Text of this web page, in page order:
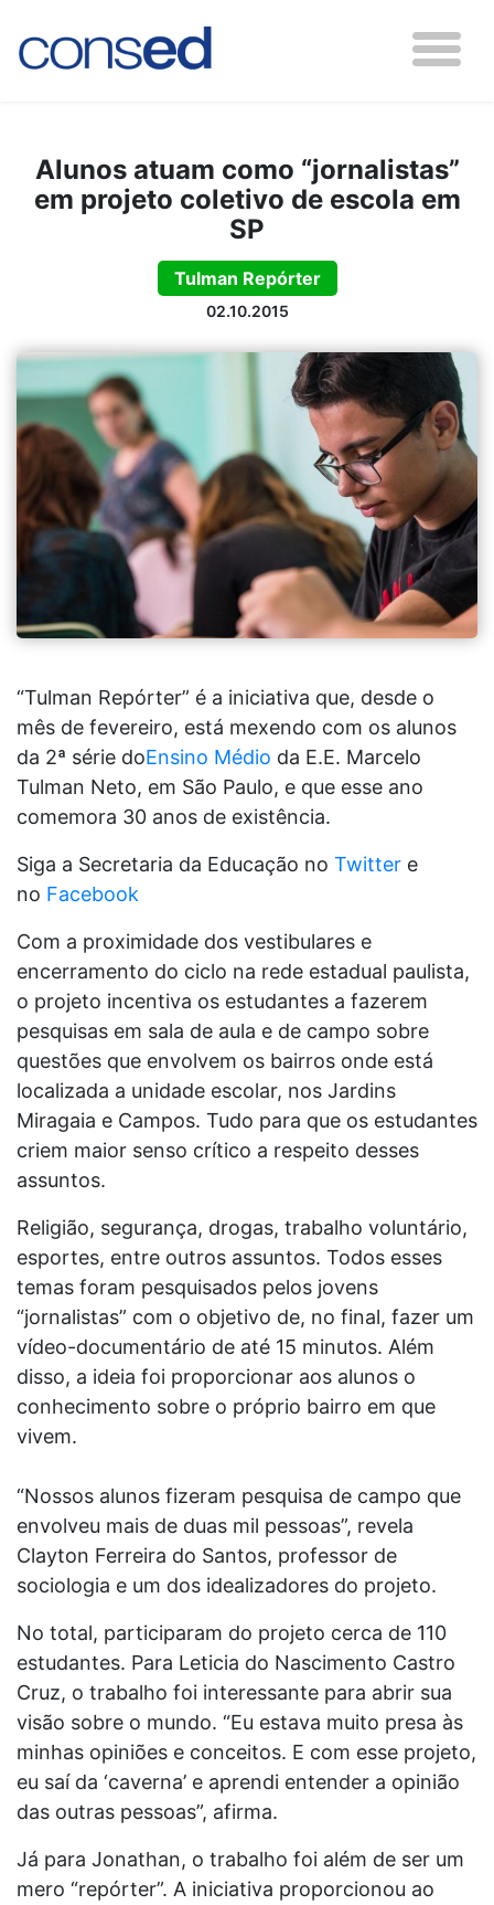
Alunos atuam como “jornalistas”
em projeto coletivo de escola em
SP
Tulman Repórter
02.10.2015
“Tulman Repórter” é a iniciativa que, desde o
mês de fevereiro, está mexendo com os alunos
da 2ª série doEnsino Médio da E.E. Marcelo
Tulman Neto, em São Paulo, e que esse ano
comemora 30 anos de existência.
Siga a Secretaria da Educação no Twitter e
no Facebook
Com a proximidade dos vestibulares e
encerramento do ciclo na rede estadual paulista,
o projeto incentiva os estudantes a fazerem
pesquisas em sala de aula e de campo sobre
questões que envolvem os bairros onde está
localizada a unidade escolar, nos Jardins
Miragaia e Campos. Tudo para que os estudantes
criem maior senso crítico a respeito desses
assuntos.
Religião, segurança, drogas, trabalho voluntário,
esportes, entre outros assuntos. Todos esses
temas foram pesquisados pelos jovens
“jornalistas” com o objetivo de, no final, fazer um
vídeo-documentário de até 15 minutos. Além
disso, a ideia foi proporcionar aos alunos o
conhecimento sobre o próprio bairro em que
vivem.
“Nossos alunos fizeram pesquisa de campo que
envolveu mais de duas mil pessoas”, revela
Clayton Ferreira do Santos, professor de
sociologia e um dos idealizadores do projeto.
No total, participaram do projeto cerca de 110
estudantes. Para Leticia do Nascimento Castro
Cruz, o trabalho foi interessante para abrir sua
visão sobre o mundo. “Eu estava muito presa às
minhas opiniões e conceitos. E com esse projeto,
eu saí da ‘caverna’ e aprendi entender a opinião
das outras pessoas”, afirma.
Já para Jonathan, o trabalho foi além de ser um
mero “repórter”. A iniciativa proporcionou ao